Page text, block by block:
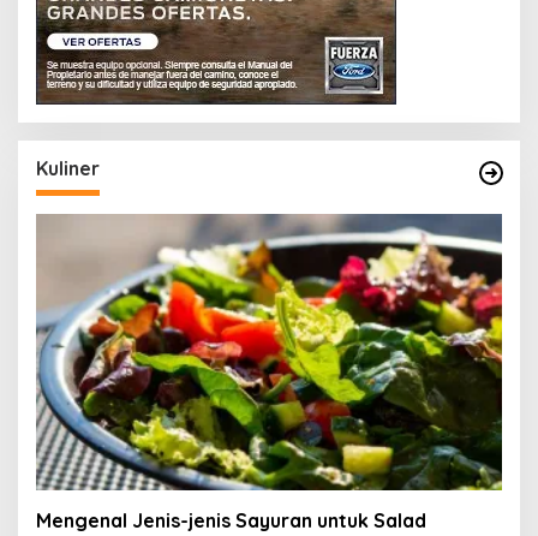
Kuliner
Mengenal Jenis-jenis Sayuran untuk Salad